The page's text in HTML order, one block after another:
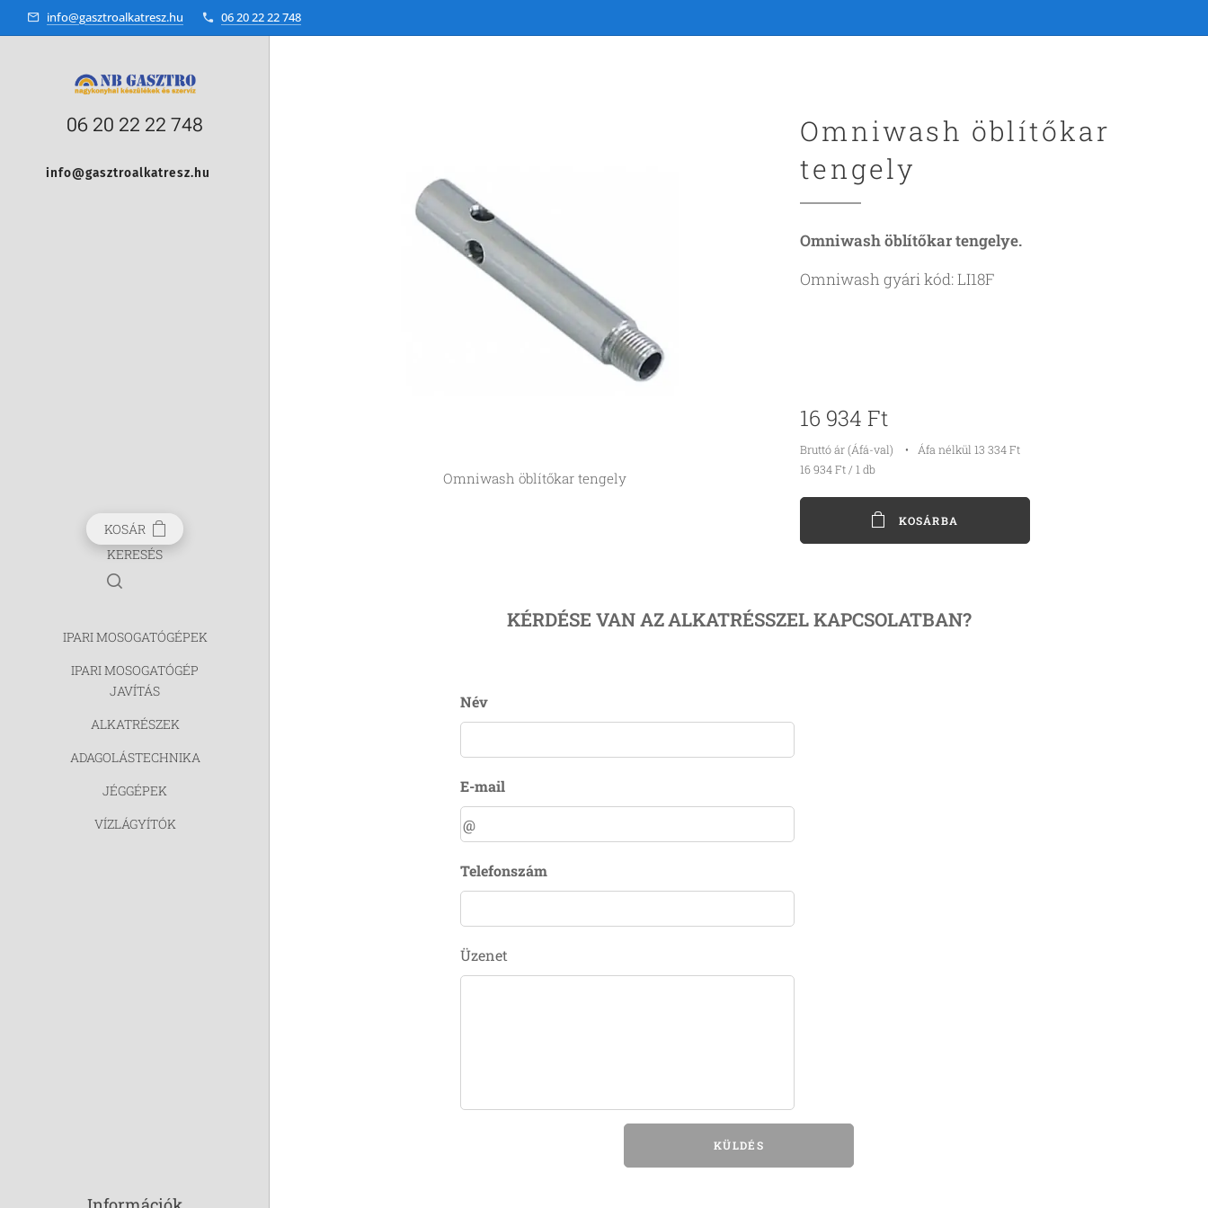
info@gasztroalkatresz.hu 06 20 22 22 748
06 20 22 22 748
info@gasztroalkatresz.hu
KOSÁR
KERESÉS
IPARI MOSOGATÓGÉPEK
IPARI MOSOGATÓGÉP
JAVÍTÁS
ALKATRÉSZEK
ADAGOLÁSTECHNIKA
JÉGGÉPEK
VÍZLÁGYÍTÓK
Omniwash öblítőkar
tengely
Omniwash öblítőkar tengely
Omniwash öblítőkar tengelye.
Omniwash gyári kód: LI18F
16 934 Ft
Bruttó ár (Áfá-val)
Áfa nélkül 13 334 Ft
16 934 Ft / 1 db
KOSÁRBA
KÉRDÉSE VAN AZALKATRÉSSZELKAPCSOLATBAN?
Név
E-mail
Telefonszám
Üzenet
KÜLDÉS